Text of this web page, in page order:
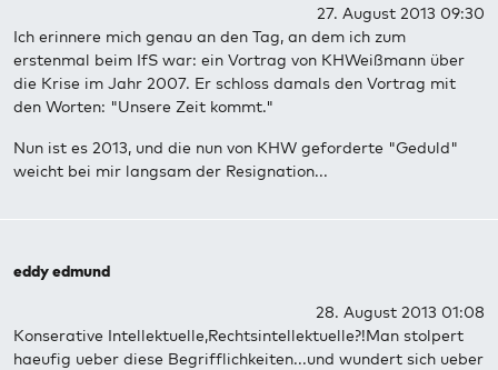
27. August 2013 09:30
Ich erinnere mich genau an den Tag, an dem ich zum
erstenmal beim IfS war: ein Vortrag von KHWeißmann über
die Krise im Jahr 2007. Er schloss damals den Vortrag mit
den Worten: "Unsere Zeit kommt."
Nun ist es 2013, und die nun von KHW geforderte "Geduld"
weicht bei mir langsam der Resignation...
eddy edmund
28. August 2013 01:08
Konserative Intellektuelle,Rechtsintellektuelle?!Man stolpert
haeufig ueber diese Begrifflichkeiten...und wundert sich ueber